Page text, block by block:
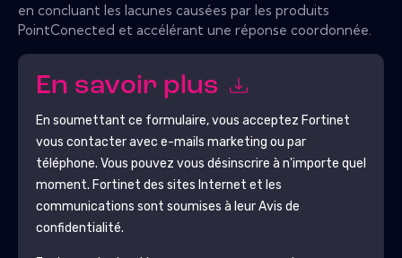
en concluant les lacunes causées par les produits
PointConected et accélérant une réponse coordonnée.
En savoir plus
En soumettant ce formulaire, vous acceptez Fortinet
vous contacter avec e-mails marketing ou par
téléphone. Vous pouvez vous désinscrire à n'importe quel
moment. Fortinet des sites Internet et les
communications sont soumises à leur Avis de
confidentialité.